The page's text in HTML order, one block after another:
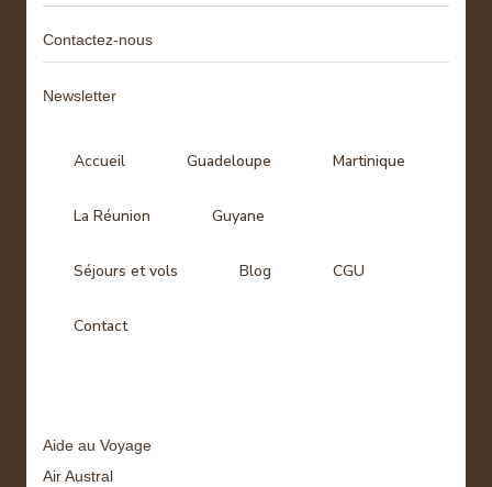
Contactez-nous
Newsletter
Accueil Guadeloupe Martinique
La Réunion Guyane
Séjours et vols Blog CGU
Contact
Aide au Voyage
Air Austral